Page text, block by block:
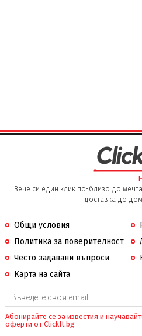
Вече си един клик по-близо до
доставка до
Общи условия
Политика за поверителност
Често задавани въпроси
Карта на сайта
Абонирайте се за известия и
оферти от ClickIt.bg